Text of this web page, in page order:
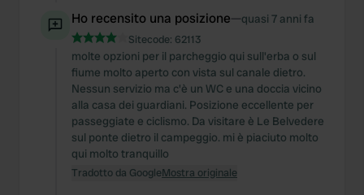
Ho recensito una posizione—quasi 7 anni fa
Sitecode: 62113
molte opzioni per il parcheggio qui sull'erba o sul
fiume molto aperto con vista sul canale dietro.
Nessun servizio ma c'è un WC e una doccia vicino
alla casa dei guardiani. Posizione eccellente per
passeggiate e ciclismo. Da visitare è Le Belvedere
sul ponte dietro il campeggio. mi è piaciuto molto
qui molto tranquillo
Tradotto da GoogleMostra originale